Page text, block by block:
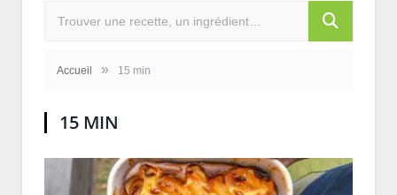
Accueil » 15 min
15 MIN